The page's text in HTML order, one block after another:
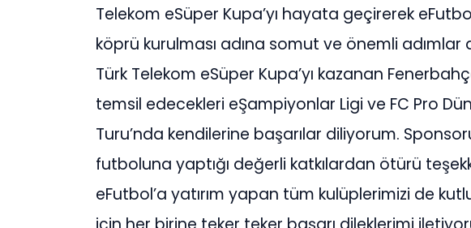
Telekom eSüper Kupa’yı hayata geçirerek
köprü kurulması adına somut ve önemli adımlar
Türk Telekom eSüper Kupa’yı kazanan
temsil edecekleri eŞampiyonlar Ligi ve FC Pro
Turu’nda kendilerine başarılar diliyorum.
futboluna yaptığı değerli katkılardan ötürü
eFutbol’a yatırım yapan tüm kulüplerimizi de